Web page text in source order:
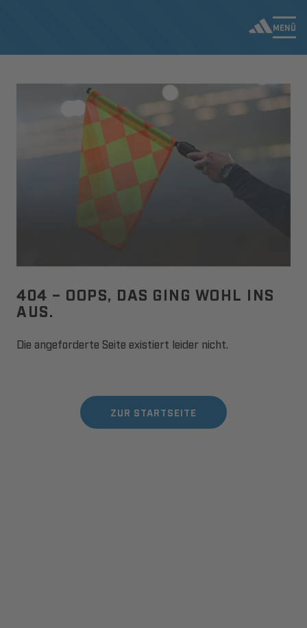
MENÜ
404 – OOPS, DAS GING WOHL INS
AUS.
Die angeforderte Seite existiert leider nicht.
ZUR STARTSEITE